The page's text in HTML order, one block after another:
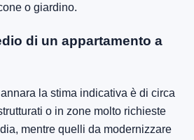
o giardino.
di un appartamento a
la stima indicativa è di circa
o in zone molto richieste
mentre quelli da modernizzare